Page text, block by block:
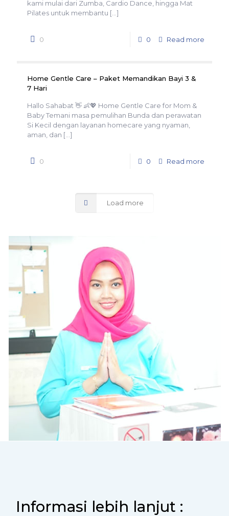
kami mulai dari Zumba, Cardio Dance, hingga Mat
Pilates untuk membantu […]
0 0 Read more
Home Gentle Care – Paket Memandikan Bayi 3 &
7 Hari
Hallo Sahabat 👋 👶💖 Home Gentle Care for Mom &
Baby Temani masa pemulihan Bunda dan perawatan
Si Kecil dengan layanan homecare yang nyaman,
aman, dan […]
0 0 Read more
Load more
Informasi lebih lanjut :